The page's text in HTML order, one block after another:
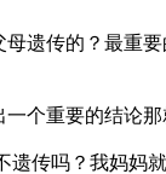
遗传的？最重
个重要的结论那
传吗？我妈妈